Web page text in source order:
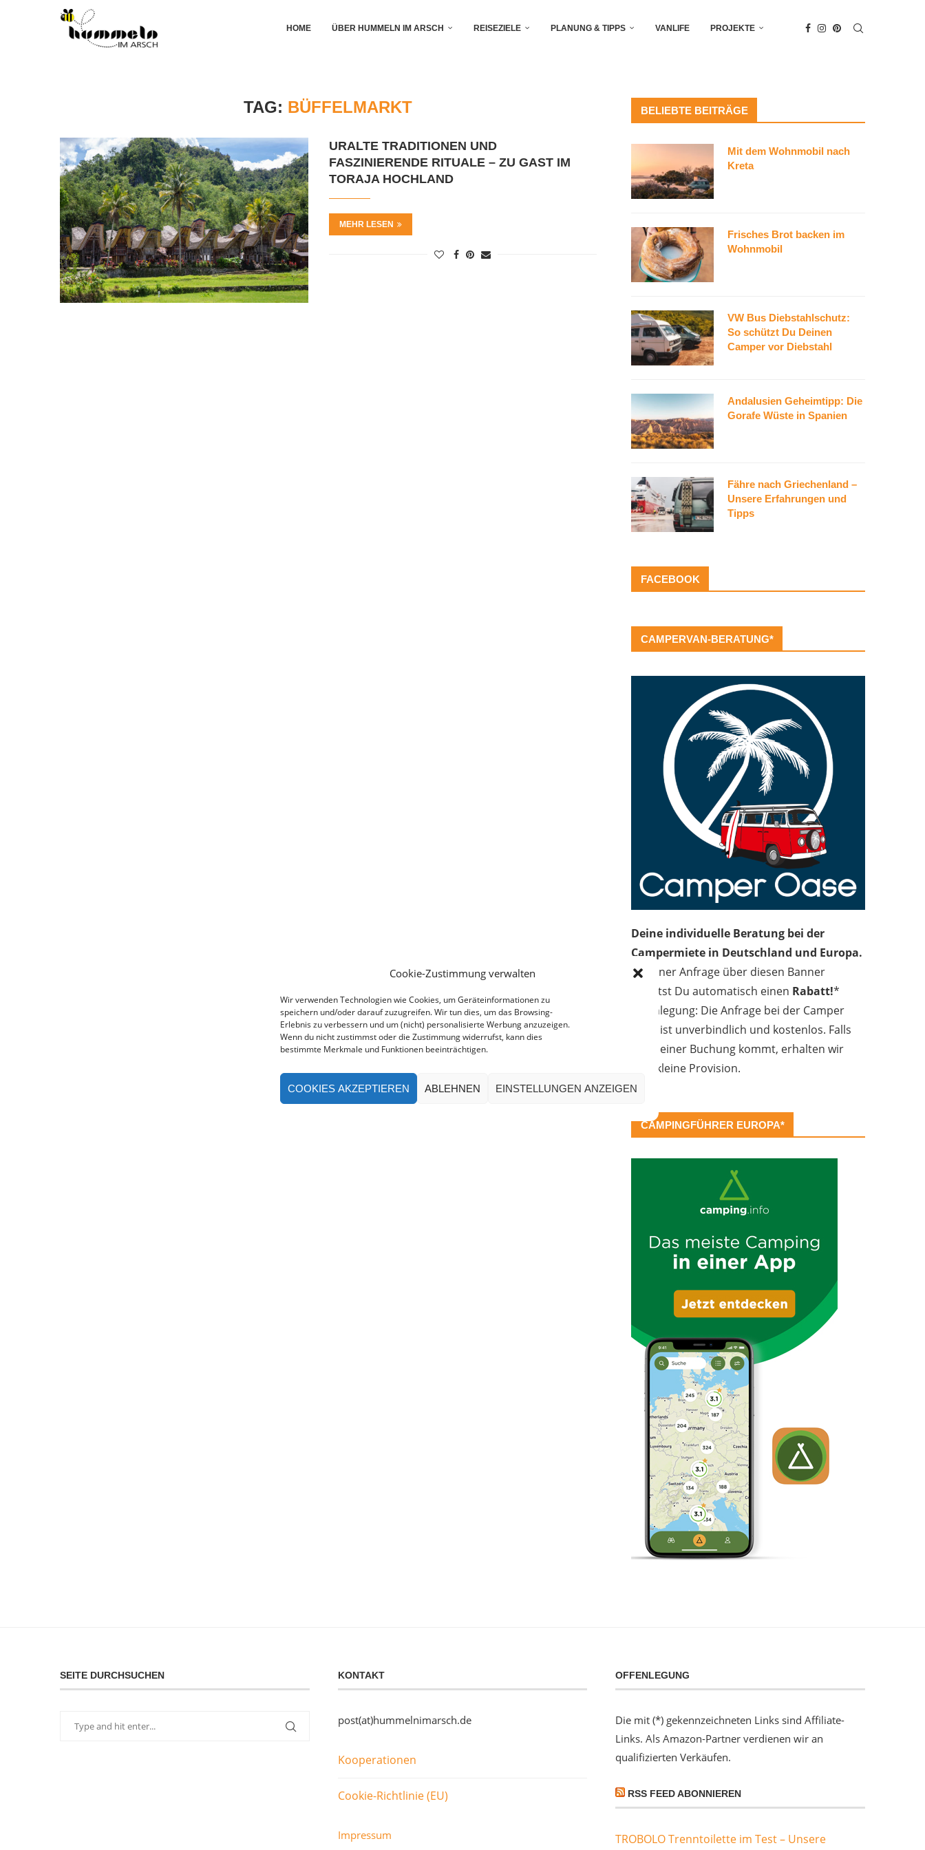
Cookie-Zustimmung verwalten
Wir verwenden Technologien wie Cookies, um Geräteinformationen zu
speichern und/oder darauf zuzugreifen. Wir tun dies, um das Browsing-
Erlebnis zu verbessern und um (nicht) personalisierte Werbung anzuzeigen.
Wenn du nicht zustimmst oder die Zustimmung widerrufst, kann dies
bestimmte Merkmale und Funktionen beeinträchtigen.
COOKIES AKZEPTIEREN ABLEHNEN EINSTELLUNGEN ANZEIGEN
HOME ÜBER HUMMELN IM ARSCH REISEZIELE PLANUNG & TIPPS VANLIFE PROJEKTE
TAG: BÜFFELMARKT
URALTE TRADITIONEN UND
FASZINIERENDE RITUALE – ZU GAST IM
TORAJA HOCHLAND
MEHR LESEN
BELIEBTE BEITRÄGE
Mit dem Wohnmobil nach
Kreta
Frisches Brot backen im
Wohnmobil
VW Bus Diebstahlschutz:
So schützt Du Deinen
Camper vor Diebstahl
Andalusien Geheimtipp: Die
Gorafe Wüste in Spanien
Fähre nach Griechenland –
Unsere Erfahrungen und
Tipps
FACEBOOK
CAMPERVAN-BERATUNG*
Deine individuelle Beratung bei der
Campermiete in Deutschland und Europa.
Bei einer Anfrage über diesen Banner
erhältst Du automatisch einen Rabatt!*
Offenlegung: Die Anfrage bei der Camper
Oase ist unverbindlich und kostenlos. Falls
es zu einer Buchung kommt, erhalten wir
eine kleine Provision.
CAMPINGFÜHRER EUROPA*
SEITE DURCHSUCHEN KONTAKT
post(at)hummelnimarsch.de
Kooperationen
Cookie-Richtlinie (EU)
Impressum
OFFENLEGUNG
Die mit (*) gekennzeichneten Links sind Affiliate-
Links. Als Amazon-Partner verdienen wir an
qualifizierten Verkäufen.
RSS FEED ABONNIEREN
TROBOLO Trenntoilette im Test – Unsere